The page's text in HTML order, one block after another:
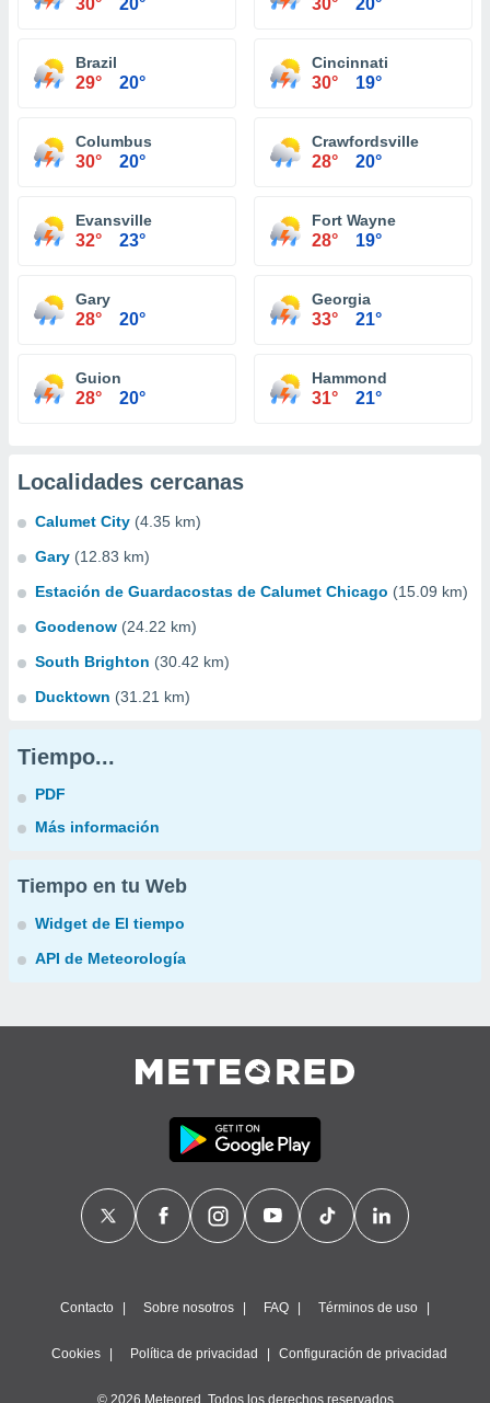
30° 20° 30° 20°
Brazil
29° 20°
Cincinnati
30° 19°
Columbus
30° 20°
Crawfordsville
28° 20°
Evansville
32° 23°
Fort Wayne
28° 19°
Gary
28° 20°
Georgia
33° 21°
Guion
28° 20°
Hammond
31° 21°
Localidades cercanas
Calumet City (4.35 km)
Gary (12.83 km)
Estación de Guardacostas de Calumet Chicago (15.09 km)
Goodenow (24.22 km)
South Brighton (30.42 km)
Ducktown (31.21 km)
Tiempo...
PDF
Más información
Tiempo en tu Web
Widget de El tiempo
API de Meteorología
Contacto Sobre nosotros FAQ Términos de uso
Cookies Política de privacidad Configuración de privacidad
© 2026 Meteored. Todos los derechos reservados